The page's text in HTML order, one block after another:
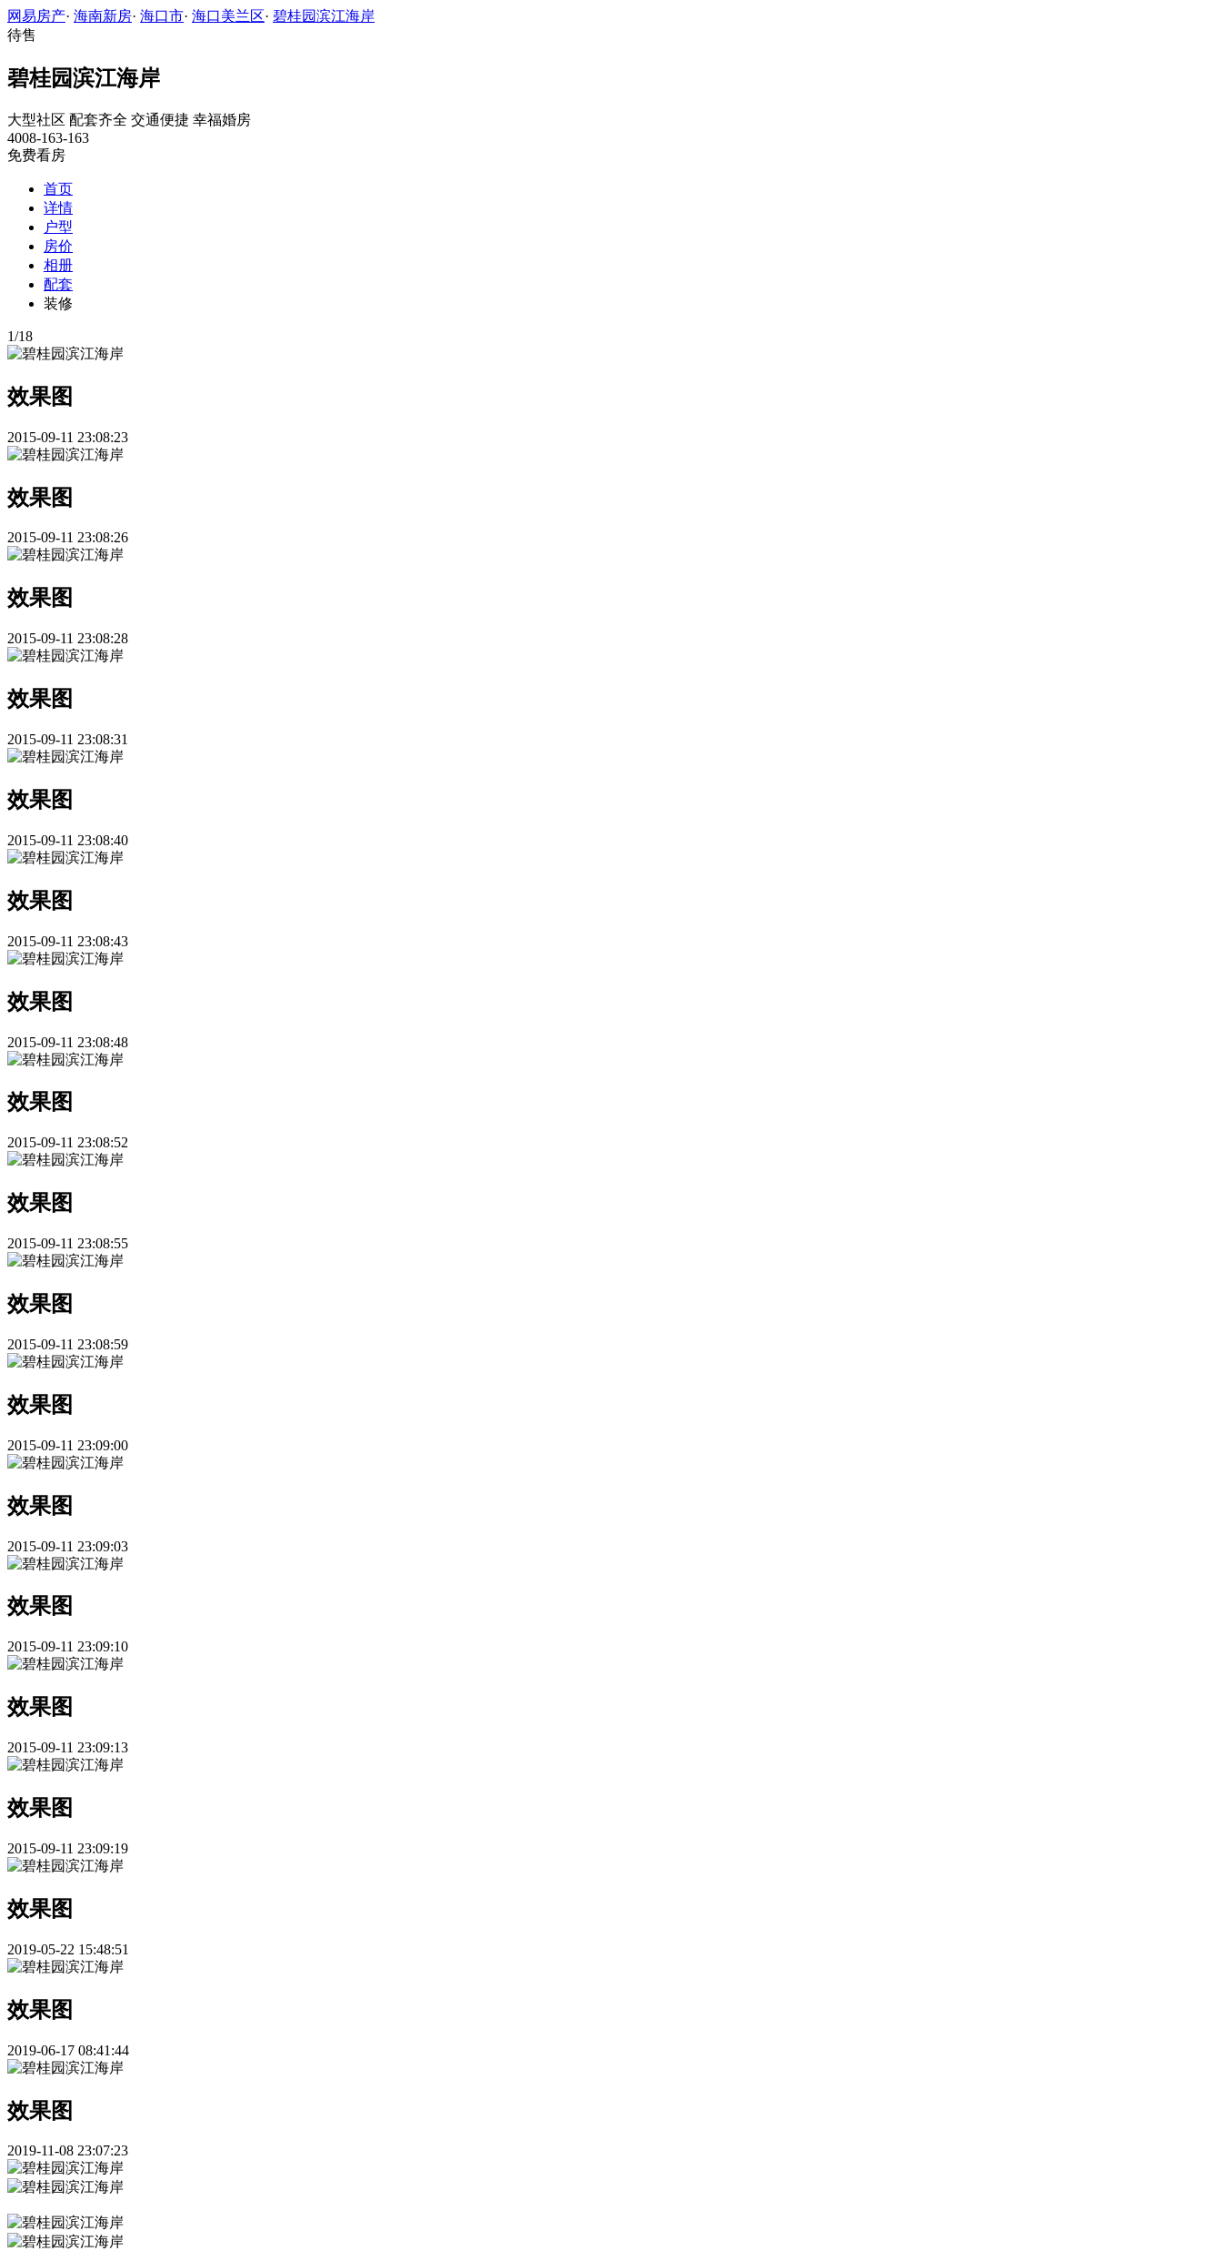
网易房产· 海南新房· 海口市· 海口美兰区· 碧桂园滨江海岸
待售
碧桂园滨江海岸
大型社区 配套齐全 交通便捷 幸福婚房
4008-163-163
免费看房
首页
详情
户型
房价
相册
配套
装修
1/18
效果图
2015-09-11 23:08:23
效果图
2015-09-11 23:08:26
效果图
2015-09-11 23:08:28
效果图
2015-09-11 23:08:31
效果图
2015-09-11 23:08:40
效果图
2015-09-11 23:08:43
效果图
2015-09-11 23:08:48
效果图
2015-09-11 23:08:52
效果图
2015-09-11 23:08:55
效果图
2015-09-11 23:08:59
效果图
2015-09-11 23:09:00
效果图
2015-09-11 23:09:03
效果图
2015-09-11 23:09:10
效果图
2015-09-11 23:09:13
效果图
2015-09-11 23:09:19
效果图
2019-05-22 15:48:51
效果图
2019-06-17 08:41:44
效果图
2019-11-08 23:07:23